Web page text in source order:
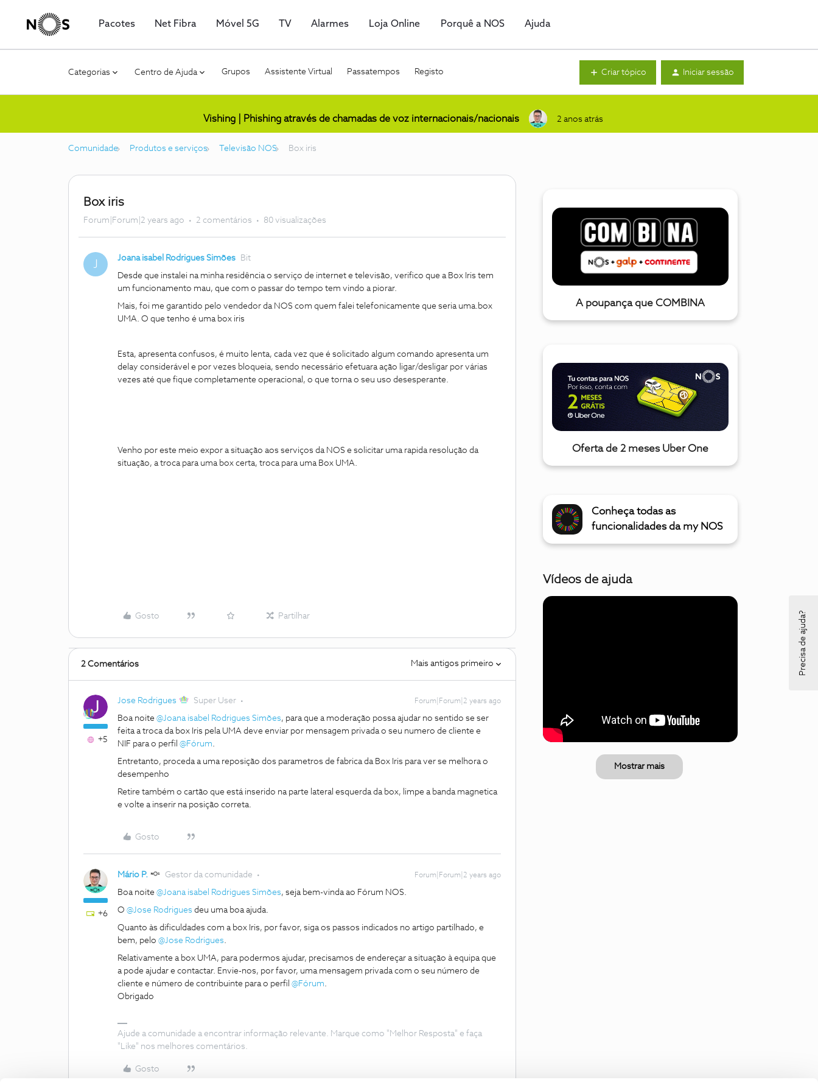
Pacotes Net Fibra Móvel 5G TV Alarmes Loja Online Porquê a NOS Ajuda
Categorias Centro de Ajuda Grupos Assistente Virtual Passatempos Registo Criar tópico Iniciar sessão
Vishing | Phishing através de chamadas de voz internacionais/nacionais 2 anos atrás
Comunidade Produtos e serviços Televisão NOS Box iris
Box iris
Forum|Forum|2 years ago 2 comentários 80 visualizações
J Joana isabel Rodrigues Simões Bit
Desde que instalei na minha residência o serviço de internet e televisão, verifico que a Box Iris tem
um funcionamento mau, que com o passar do tempo tem vindo a piorar.
Mais, foi me garantido pelo vendedor da NOS com quem falei telefonicamente que seria uma.box
UMA. O que tenho é uma box iris
Esta, apresenta confusos, é muito lenta, cada vez que é solicitado algum comando apresenta um
delay considerável e por vezes bloqueia, sendo necessário efetuara ação ligar/desligar por várias
vezes até que fique completamente operacional, o que torna o seu uso desesperante.
Venho por este meio expor a situação aos serviços da NOS e solicitar uma rapida resolução da
situação, a troca para uma box certa, troca para uma Box UMA.
Gosto Partilhar
2 Comentários Mais antigos primeiro
+5
Jose Rodrigues Super User Forum|Forum|2 years ago
Boa noite @Joana isabel Rodrigues Simões, para que a moderação possa ajudar no sentido se ser
feita a troca da box Iris pela UMA deve enviar por mensagem privada o seu numero de cliente e
NIF para o perfil @Fórum.
Entretanto, proceda a uma reposição dos parametros de fabrica da Box Iris para ver se melhora o
desempenho
Retire também o cartão que está inserido na parte lateral esquerda da box, limpe a banda magnetica
e volte a inserir na posição correta.
Gosto
+6
Mário P. Gestor da comunidade Forum|Forum|2 years ago
Boa noite @Joana isabel Rodrigues Simões, seja bem-vinda ao Fórum NOS.
O @Jose Rodrigues deu uma boa ajuda.
Quanto às dificuldades com a box Iris, por favor, siga os passos indicados no artigo partilhado, e
bem, pelo @Jose Rodrigues.
Relativamente a box UMA, para podermos ajudar, precisamos de endereçar a situação à equipa que
a pode ajudar e contactar. Envie-nos, por favor, uma mensagem privada com o seu número de
cliente e número de contribuinte para o perfil @Fórum.
Obrigado
Ajude a comunidade a encontrar informação relevante. Marque como "Melhor Resposta" e faça
"Like" nos melhores comentários.
Gosto
A poupança que COMBINA
Oferta de 2 meses Uber One
Conheça todas as
funcionalidades da my NOS
Vídeos de ajuda
Mostrar mais
Precisa de ajuda?